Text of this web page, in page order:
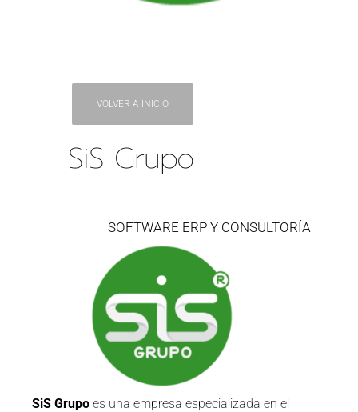
VOLVER A INICIO
SiS Grupo
SOFTWARE ERP Y CONSULTORÍA
SiS Grupo es una empresa especializada en el